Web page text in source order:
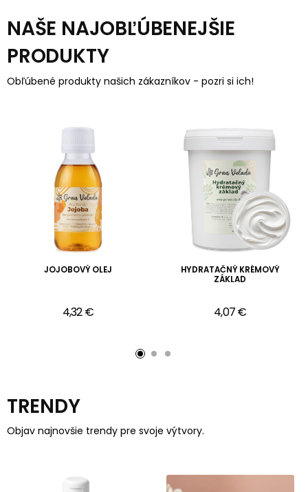
NAŠE NAJOBĽÚBENEJŠIE
PRODUKTY
Obľúbené produkty našich zákazníkov - pozri si ich!
JOJOBOVÝ OLEJ
4,32 €
HYDRATAČNÝ KRÉMOVÝ
ZÁKLAD
4,07 €
TRENDY
Objav najnovšie trendy pre svoje výtvory.